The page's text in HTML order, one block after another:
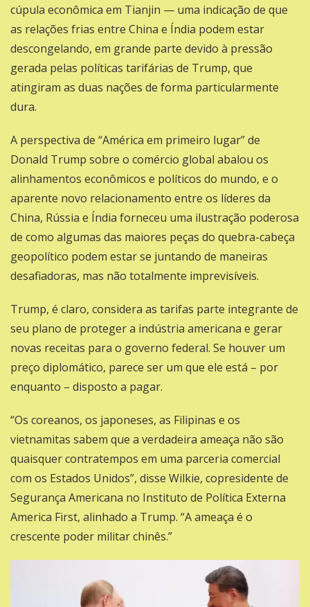
cúpula econômica em Tianjin — uma indicação de que
as relações frias entre China e Índia podem estar
descongelando, em grande parte devido à pressão
gerada pelas políticas tarifárias de Trump, que
atingiram as duas nações de forma particularmente
dura.
A perspectiva de “América em primeiro lugar” de
Donald Trump sobre o comércio global abalou os
alinhamentos econômicos e políticos do mundo, e o
aparente novo relacionamento entre os líderes da
China, Rússia e Índia forneceu uma ilustração poderosa
de como algumas das maiores peças do quebra-cabeça
geopolítico podem estar se juntando de maneiras
desafiadoras, mas não totalmente imprevisíveis.
Trump, é claro, considera as tarifas parte integrante de
seu plano de proteger a indústria americana e gerar
novas receitas para o governo federal. Se houver um
preço diplomático, parece ser um que ele está – por
enquanto – disposto a pagar.
“Os coreanos, os japoneses, as Filipinas e os
vietnamitas sabem que a verdadeira ameaça não são
quaisquer contratempos em uma parceria comercial
com os Estados Unidos”, disse Wilkie, copresidente de
Segurança Americana no Instituto de Política Externa
America First, alinhado a Trump. “A ameaça é o
crescente poder militar chinês.”